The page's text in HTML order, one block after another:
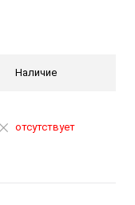
Наличие
отсутствует